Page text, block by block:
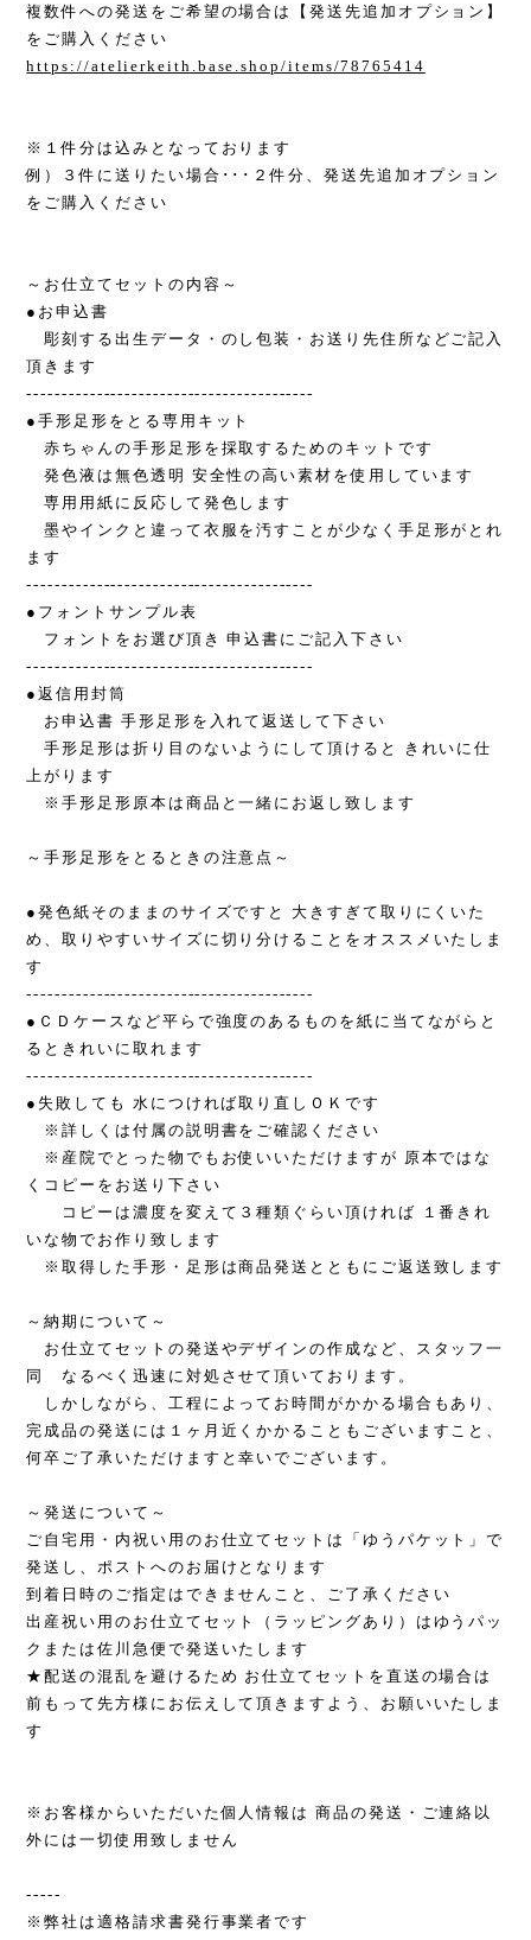
複数件への発送をご希望の場合は【発送先追加オプション】
をご購入ください
https://atelierkeith.base.shop/items/78765414
※１件分は込みとなっております
例）３件に送りたい場合･･･２件分、発送先追加オプション
をご購入ください
～お仕立てセットの内容～
●お申込書
彫刻する出生データ・のし包装・お送り先住所などご記入
頂きます
-----------------------------------------
●手形足形をとる専用キット
赤ちゃんの手形足形を採取するためのキットです
発色液は無色透明 安全性の高い素材を使用しています
専用用紙に反応して発色します
墨やインクと違って衣服を汚すことが少なく手足形がとれ
ます
-----------------------------------------
●フォントサンプル表
フォントをお選び頂き 申込書にご記入下さい
-----------------------------------------
●返信用封筒
お申込書 手形足形を入れて返送して下さい
手形足形は折り目のないようにして頂けると きれいに仕
上がります
※手形足形原本は商品と一緒にお返し致します
～手形足形をとるときの注意点～
●発色紙そのままのサイズですと 大きすぎて取りにくいた
め、取りやすいサイズに切り分けることをオススメいたしま
す
-----------------------------------------
●ＣＤケースなど平らで強度のあるものを紙に当てながらと
るときれいに取れます
-----------------------------------------
●失敗しても 水につければ取り直しＯＫです
※詳しくは付属の説明書をご確認ください
※産院でとった物でもお使いいただけますが 原本ではな
くコピーをお送り下さい
コピーは濃度を変えて３種類ぐらい頂ければ １番きれ
いな物でお作り致します
※取得した手形・足形は商品発送とともにご返送致します
～納期について～
お仕立てセットの発送やデザインの作成など、スタッフ一
同 なるべく迅速に対処させて頂いております。
しかしながら、工程によってお時間がかかる場合もあり、
完成品の発送には１ヶ月近くかかることもございますこと、
何卒ご了承いただけますと幸いでございます。
～発送について～
ご自宅用・内祝い用のお仕立てセットは「ゆうパケット」で
発送し、ポストへのお届けとなります
到着日時のご指定はできませんこと、ご了承ください
出産祝い用のお仕立てセット（ラッピングあり）はゆうパッ
クまたは佐川急便で発送いたします
★配送の混乱を避けるため お仕立てセットを直送の場合は
前もって先方様にお伝えして頂きますよう、お願いいたしま
す
※お客様からいただいた個人情報は 商品の発送・ご連絡以
外には一切使用致しません
-----
※弊社は適格請求書発行事業者です